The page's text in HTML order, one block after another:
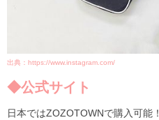
出典：https://www.instagram.com/
◆公式サイト
日本ではZOZOTOWNで購入可能！